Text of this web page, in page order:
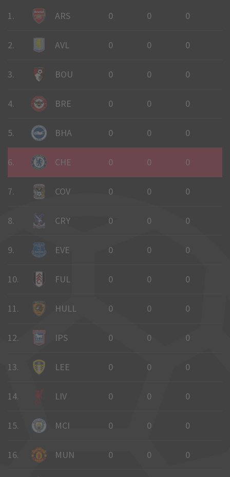
1. ARS 0 0 0
2. AVL 0 0 0
3. BOU 0 0 0
4. BRE 0 0 0
5. BHA 0 0 0
6. CHE 0 0 0
7. COV 0 0 0
8. CRY 0 0 0
9. EVE 0 0 0
10. FUL 0 0 0
11. HULL 0 0 0
12. IPS 0 0 0
13. LEE 0 0 0
14. LIV 0 0 0
15. MCI 0 0 0
16. MUN 0 0 0